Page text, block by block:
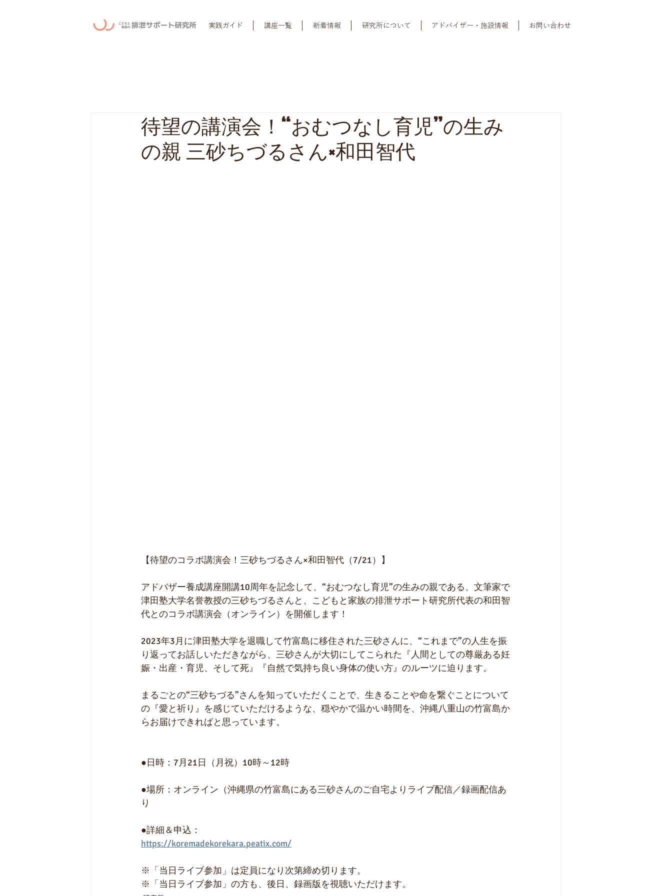
実践ガイド 講座一覧 新着情報 研究所について アドバイザー・施設情報 お問い合わせ
待望の講演会！“おむつなし育児”の生み
の親 三砂ちづるさん×和田智代
【待望のコラボ講演会！三砂ちづるさん×和田智代（7/21）】
アドバザー養成講座開講10周年を記念して、“おむつなし育児”の生みの親である、文筆家で
津田塾大学名誉教授の三砂ちづるさんと、こどもと家族の排泄サポート研究所代表の和田智
代とのコラボ講演会（オンライン）を開催します！
2023年3月に津田塾大学を退職して竹富島に移住された三砂さんに、“これまで”の人生を振
り返ってお話しいただきながら、三砂さんが大切にしてこられた『人間としての尊厳ある妊
娠・出産・育児、そして死』『自然で気持ち良い身体の使い方』のルーツに迫ります。
まるごとの“三砂ちづる”さんを知っていただくことで、生きることや命を繋ぐことについて
の『愛と祈り』を感じていただけるような、穏やかで温かい時間を、沖縄八重山の竹富島か
らお届けできればと思っています。
●日時：7月21日（月祝）10時～12時
●場所：オンライン（沖縄県の竹富島にある三砂さんのご自宅よりライブ配信／録画配信あ
り
●詳細＆申込：
https://koremadekorekara.peatix.com/
※「当日ライブ参加」は定員になり次第締め切ります。
※「当日ライブ参加」の方も、後日、録画版を視聴いただけます。